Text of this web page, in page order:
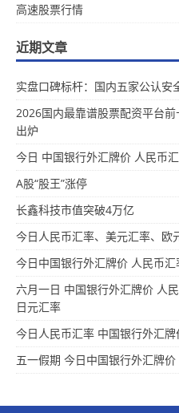
高速股票行情
近期文章
实盘口碑标杆：国内五家公认
2026国内最靠谱股票配资平台
出炉
今日 中国银行外汇牌价 人民币
A股“股王”涨停
长鑫科技市值突破4万亿
今日人民币汇率、美元汇率、欧
今日中国银行外汇牌价 人民币汇
六月一日 中国银行外汇牌价 人
日元汇率
今日人民币汇率 中国银行外汇牌
五一假期 今日中国银行外汇牌